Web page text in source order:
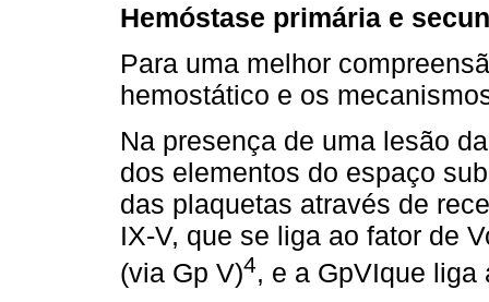
Hemóstase primária e
Para uma melhor
hemostático e os
Na presença de uma lesão
dos elementos do espaço
das plaquetas através de
IX-V, que se liga ao fator de
(via Gp V)4, e a GpVIque liga